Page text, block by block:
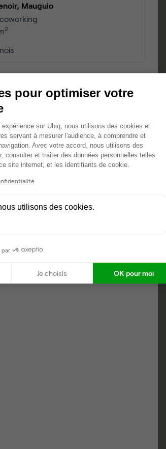
Mauguio
2
pour optimiser votre
de Gestion du
expérience sur Ubiq, nous utilisons des cookies et
servant à mesurer l'audience, à comprendre et
Avec votre accord, nous utilisons des
consulter et traiter des données personnelles telles
site internet, et les identifiants de cookie.
utilisons des cookies.
par
Je choisis OK pour moi
Axeptio consent